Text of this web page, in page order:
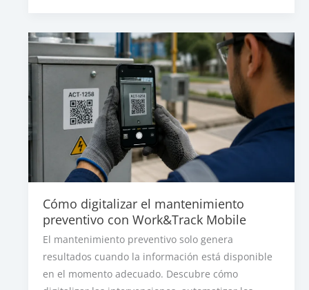
real:
la
clave
optimizar
operaciones
campo
Cómo digitalizar el mantenimiento
preventivo con Work&Track Mobile
El mantenimiento preventivo solo genera
resultados cuando la información está disponible
en el momento adecuado. Descubre cómo